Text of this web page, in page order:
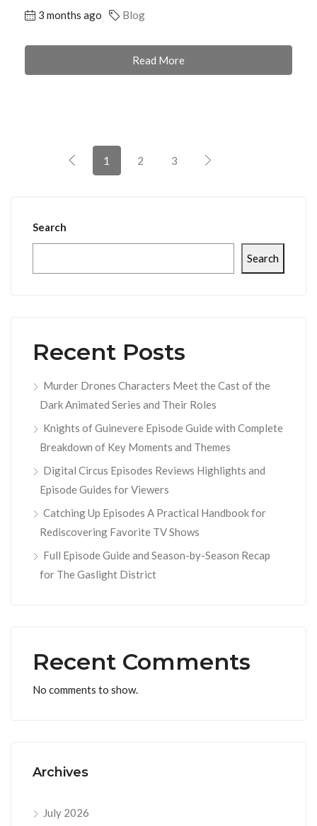
3 months ago Blog
Read More
1 2 3
Search
Search
Recent Posts
Murder Drones Characters Meet the Cast of the
Dark Animated Series and Their Roles
Knights of Guinevere Episode Guide with Complete
Breakdown of Key Moments and Themes
Digital Circus Episodes Reviews Highlights and
Episode Guides for Viewers
Catching Up Episodes A Practical Handbook for
Rediscovering Favorite TV Shows
Full Episode Guide and Season-by-Season Recap
for The Gaslight District
Recent Comments
No comments to show.
Archives
July 2026